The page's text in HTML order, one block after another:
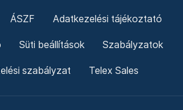
ÁSZF Adatkezelési tájékoztató
Süti beállítások Szabályzatok
szabályzat Telex Sales